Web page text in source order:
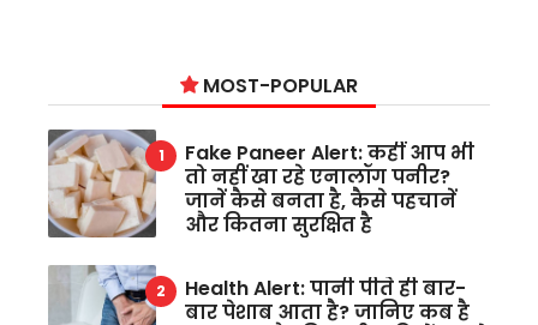
MOST-POPULAR
Fake Paneer Alert: कहीं आप भी
तो नहीं खा रहे एनालॉग पनीर?
जानें कैसे बनता है, कैसे पहचानें
और कितना सुरक्षित है
Health Alert: पानी पीते ही बार-
बार पेशाब आता है? जानिए कब है